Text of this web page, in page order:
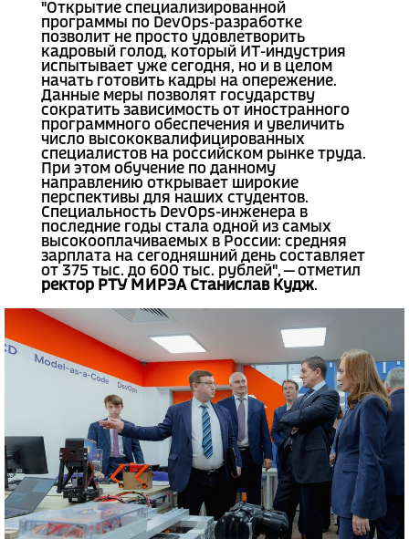
"Открытие специализированной
программы по DevOps-разработке
позволит не просто удовлетворить
кадровый голод, который ИТ-индустрия
испытывает уже сегодня, но и в целом
начать готовить кадры на опережение.
Данные меры позволят государству
сократить зависимость от иностранного
программного обеспечения и увеличить
число высококвалифицированных
специалистов на российском рынке труда.
При этом обучение по данному
направлению открывает широкие
перспективы для наших студентов.
Специальность DevOps-инженера в
последние годы стала одной из самых
высокооплачиваемых в России: средняя
зарплата на сегодняшний день составляет
от 375 тыс. до 600 тыс. рублей", — отметил
ректор РТУ МИРЭА Станислав Кудж.